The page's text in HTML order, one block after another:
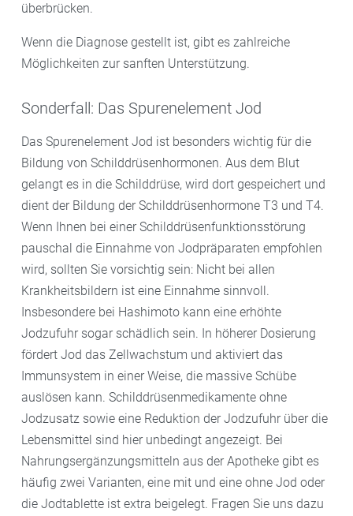
überbrücken.
Wenn die Diagnose gestellt ist, gibt es zahlreiche
Möglichkeiten zur sanften Unterstützung.
Sonderfall: Das Spurenelement Jod
Das Spurenelement Jod ist besonders wichtig für die
Bildung von Schilddrüsenhormonen. Aus dem Blut
gelangt es in die Schilddrüse, wird dort gespeichert und
dient der Bildung der Schilddrüsenhormone T3 und T4.
Wenn Ihnen bei einer Schilddrüsenfunktionsstörung
pauschal die Einnahme von Jodpräparaten empfohlen
wird, sollten Sie vorsichtig sein: Nicht bei allen
Krankheitsbildern ist eine Einnahme sinnvoll.
Insbesondere bei Hashimoto kann eine erhöhte
Jodzufuhr sogar schädlich sein. In höherer Dosierung
fördert Jod das Zellwachstum und aktiviert das
Immunsystem in einer Weise, die massive Schübe
auslösen kann. Schilddrüsenmedikamente ohne
Jodzusatz sowie eine Reduktion der Jodzufuhr über die
Lebensmittel sind hier unbedingt angezeigt. Bei
Nahrungsergänzungsmitteln aus der Apotheke gibt es
häufig zwei Varianten, eine mit und eine ohne Jod oder
die Jodtablette ist extra beigelegt. Fragen Sie uns dazu